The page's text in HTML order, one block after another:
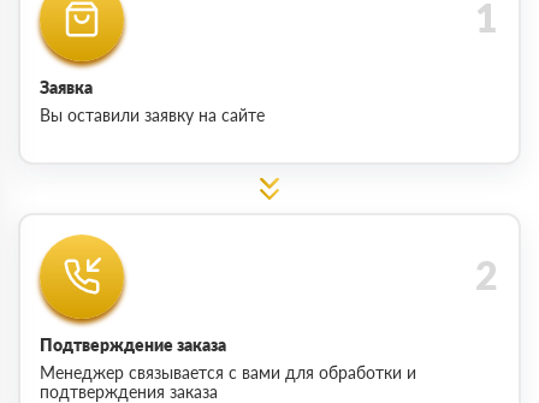
Заявка
Вы оставили заявку на сайте
Подтверждение заказа
Менеджер связывается с вами для обработки и
подтверждения заказа